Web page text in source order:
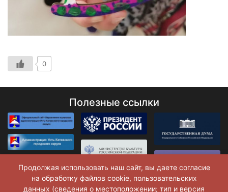
0
Полезные ссылки
Продолжая использовать наш сайт, вы даете согласие
на обработку файлов cookie, пользовательских
данных (сведения о местоположении; тип и версия